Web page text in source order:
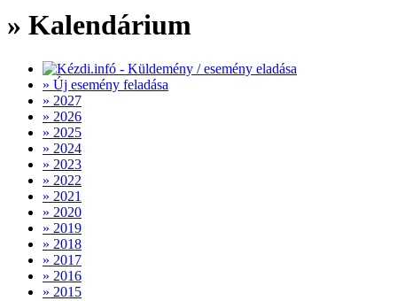
» Kalendárium
» Új esemény feladása
» 2027
» 2026
» 2025
» 2024
» 2023
» 2022
» 2021
» 2020
» 2019
» 2018
» 2017
» 2016
» 2015